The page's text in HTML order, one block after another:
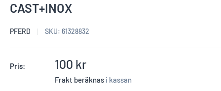
CAST+INOX
PFERD SKU: 61328832
Pris: Reapris
100 kr
Frakt beräknas i kassan